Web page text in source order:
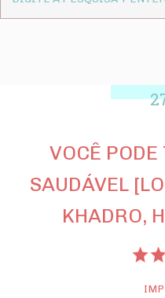
VOCÊ
SAUDÁVEL
KHADRO,